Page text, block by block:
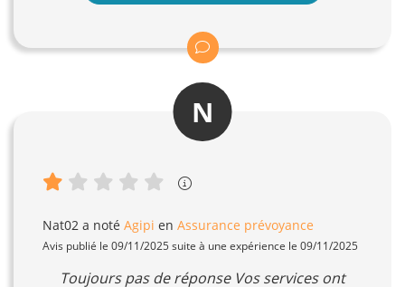
N
Nat02 a noté Agipi en Assurance prévoyance
Avis publié le 09/11/2025 suite à une expérience le 09/11/2025
Toujours pas de réponse Vos services ont